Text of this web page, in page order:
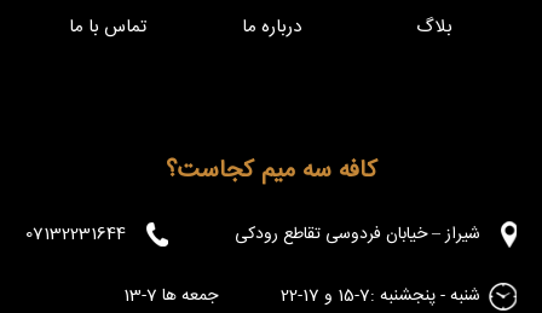
بلاگ
درباره ما تماس با ما
کافه سه میم کجاست؟
شیراز – خیابان فردوسی تقاطع رودکی 07132231644
شنبه - پنجشنبه :7-15 و 17-22 جمعه ها 7-13